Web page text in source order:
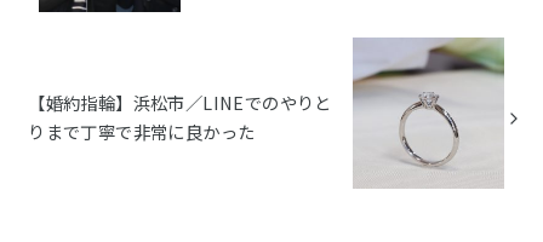
【婚約指輪】浜松市／LINEでのやりと
りまで丁寧で非常に良かった